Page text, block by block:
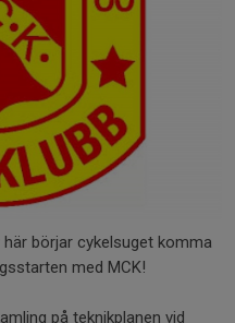
börjar cykelsuget komma
med MCK!
på teknikplanen vid